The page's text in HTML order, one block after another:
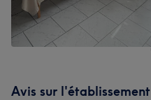
Avis sur l'établissement